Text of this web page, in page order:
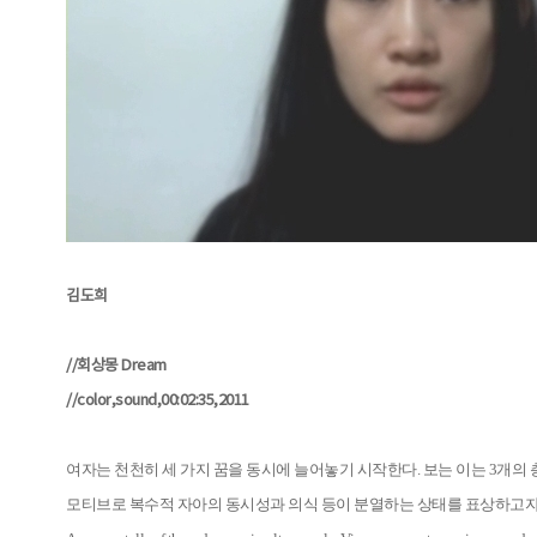
김도희
//회상몽 Dream
//color,sound,00:02:35,2011
여자는 천천히 세 가지 꿈을 동시에 늘어놓기 시작한다. 보는 이는 3개
모티브로 복수적 자아의 동시성과 의식 등이 분열하는 상태를 표상하고